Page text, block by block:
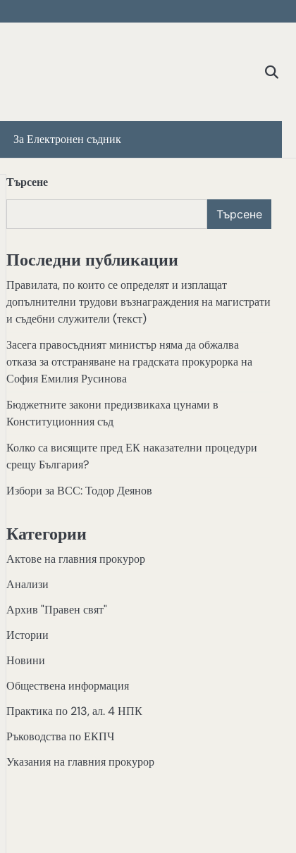
За Електронен съдник
Търсене
Търсене
Последни публикации
Правилата, по които се определят и изплащат
допълнителни трудови възнаграждения на магистрати
и съдебни служители (текст)
Засега правосъдният министър няма да обжалва
отказа за отстраняване на градската прокурорка на
София Емилия Русинова
Бюджетните закони предизвикаха цунами в
Конституционния съд
Колко са висящите пред ЕК наказателни процедури
срещу България?
Избори за ВСС: Тодор Деянов
Категории
Актове на главния прокурор
Анализи
Архив "Правен свят"
Истории
Новини
Обществена информация
Практика по 213, ал. 4 НПК
Ръководства по ЕКПЧ
Указания на главния прокурор